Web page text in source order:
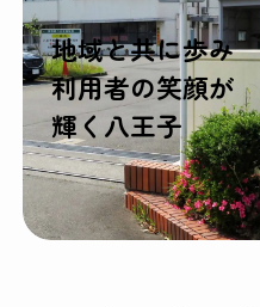
地域と共に歩み
利用者の笑顔が
輝く八王子